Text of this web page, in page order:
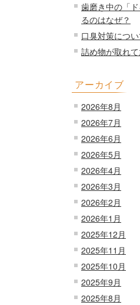
歯磨き中の「
るのはなぜ？
口臭対策につ
詰め物が取れ
アーカイブ
2026年8月
2026年7月
2026年6月
2026年5月
2026年4月
2026年3月
2026年2月
2026年1月
2025年12月
2025年11月
2025年10月
2025年9月
2025年8月